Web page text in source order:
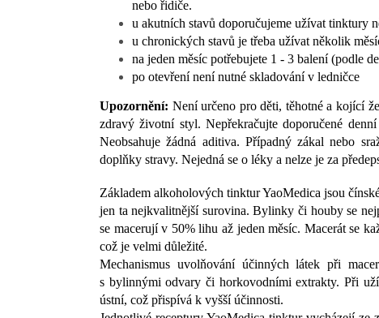
nebo řidiče.
u akutních stavů doporučujeme užívat tinktury
u chronických stavů je třeba užívat několik
na jeden měsíc potřebujete 1 - 3 balení (podle
po otevření není nutné skladování v ledničce
Upozornění: Není určeno pro děti, těhotné a kojící
zdravý životní styl. Nepřekračujte doporučené
Neobsahuje žádná aditiva. Případný zákal nebo
doplňky stravy. Nejedná se o léky a nelze je za
Základem alkoholových tinktur YaoMedica jsou
jen ta nejkvalitnější surovina. Bylinky či houby se
se macerují v 50% lihu až jeden měsíc. Macerát se
což je velmi důležité.
Mechanismus uvolňování účinných látek při
s bylinnými odvary či horkovodními extrakty. Při
ústní, což přispívá k vyšší účinnosti.